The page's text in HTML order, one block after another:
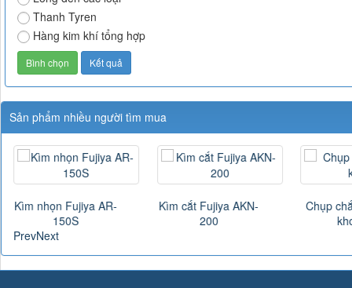
Thanh Tyren
Hàng kim khí tổng hợp
Sản phẩm nhiều người tìm mua
Kìm nhọn Fujiya AR-
150S
Kìm cắt Fujiya AKN-
200
Chụp
PrevNext